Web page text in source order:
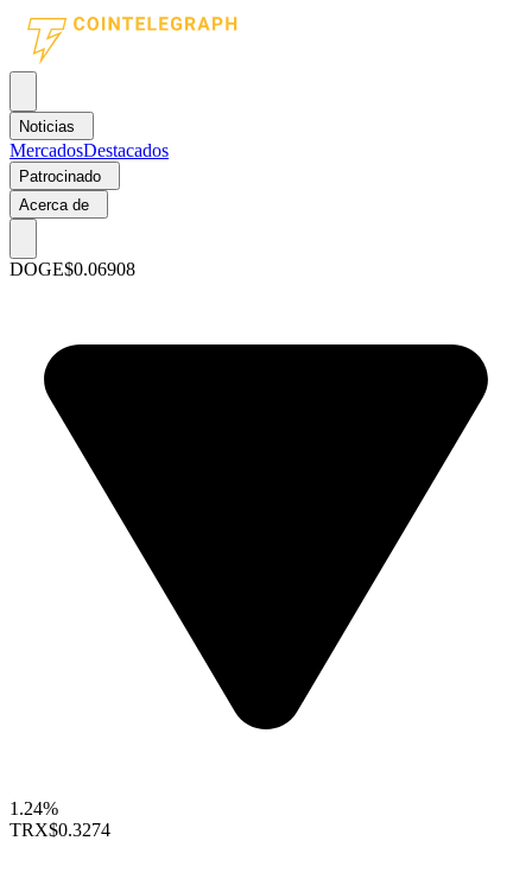
Noticias
MercadosDestacados
Patrocinado
Acerca de
DOGE$0.06908
1.24%
TRX$0.3274